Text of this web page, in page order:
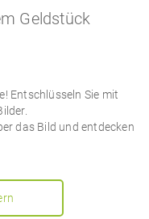
Geldstück
Entschlüsseln Sie mit
das Bild und entdecken